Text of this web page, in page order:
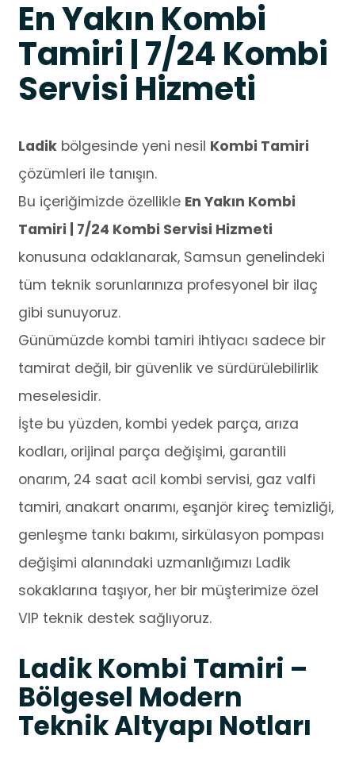
En Yakın Kombi
Tamiri | 7/24 Kombi
Servisi Hizmeti
Ladik bölgesinde yeni nesil Kombi Tamiri
çözümleri ile tanışın.
Bu içeriğimizde özellikle En Yakın Kombi
Tamiri | 7/24 Kombi Servisi Hizmeti
konusuna odaklanarak, Samsun genelindeki
tüm teknik sorunlarınıza profesyonel bir ilaç
gibi sunuyoruz.
Günümüzde kombi tamiri ihtiyacı sadece bir
tamirat değil, bir güvenlik ve sürdürülebilirlik
meselesidir.
İşte bu yüzden, kombi yedek parça, arıza
kodları, orijinal parça değişimi, garantili
onarım, 24 saat acil kombi servisi, gaz valfi
tamiri, anakart onarımı, eşanjör kireç temizliği,
genleşme tankı bakımı, sirkülasyon pompası
değişimi alanındaki uzmanlığımızı Ladik
sokaklarına taşıyor, her bir müşterimize özel
VIP teknik destek sağlıyoruz.
Ladik Kombi Tamiri –
Bölgesel Modern
Teknik Altyapı Notları